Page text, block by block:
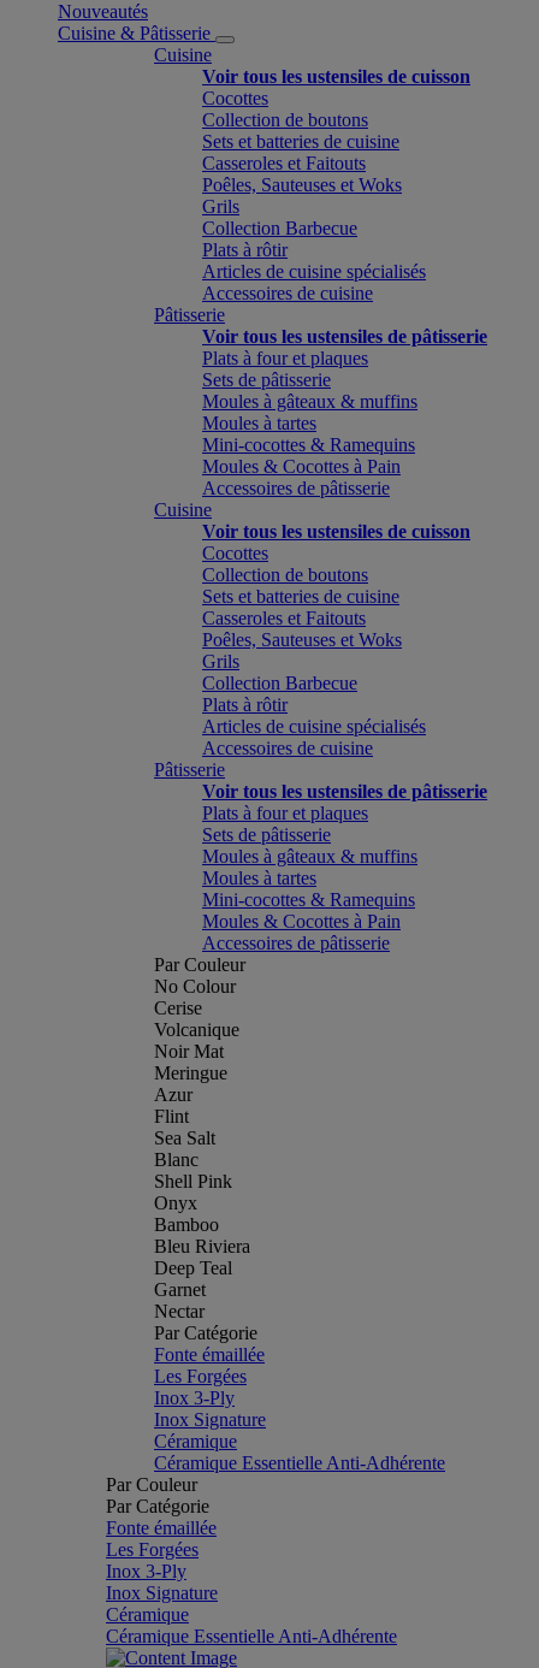
Nouveautés
Cuisine & Pâtisserie
Cuisine
Voir tous les ustensiles de cuisson
Cocottes
Collection de boutons
Sets et batteries de cuisine
Casseroles et Faitouts
Poêles, Sauteuses et Woks
Grils
Collection Barbecue
Plats à rôtir
Articles de cuisine spécialisés
Accessoires de cuisine
Pâtisserie
Voir tous les ustensiles de pâtisserie
Plats à four et plaques
Sets de pâtisserie
Moules à gâteaux & muffins
Moules à tartes
Mini-cocottes & Ramequins
Moules & Cocottes à Pain
Accessoires de pâtisserie
Cuisine
Voir tous les ustensiles de cuisson
Cocottes
Collection de boutons
Sets et batteries de cuisine
Casseroles et Faitouts
Poêles, Sauteuses et Woks
Grils
Collection Barbecue
Plats à rôtir
Articles de cuisine spécialisés
Accessoires de cuisine
Pâtisserie
Voir tous les ustensiles de pâtisserie
Plats à four et plaques
Sets de pâtisserie
Moules à gâteaux & muffins
Moules à tartes
Mini-cocottes & Ramequins
Moules & Cocottes à Pain
Accessoires de pâtisserie
Par Couleur
No Colour
Cerise
Volcanique
Noir Mat
Meringue
Azur
Flint
Sea Salt
Blanc
Shell Pink
Onyx
Bamboo
Bleu Riviera
Deep Teal
Garnet
Nectar
Par Catégorie
Fonte émaillée
Les Forgées
Inox 3-Ply
Inox Signature
Céramique
Céramique Essentielle Anti-Adhérente
Par Couleur
Par Catégorie
Fonte émaillée
Les Forgées
Inox 3-Ply
Inox Signature
Céramique
Céramique Essentielle Anti-Adhérente